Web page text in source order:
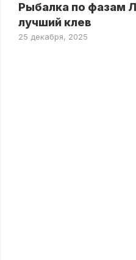
Рыбалка по фазам
лучший клев
25 декабря, 2025